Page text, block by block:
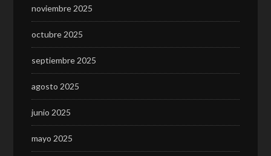
noviembre 2025
octubre 2025
septiembre 2025
agosto 2025
junio 2025
mayo 2025